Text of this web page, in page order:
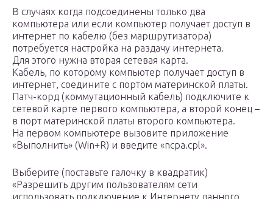
В случаях когда подсоединены только два
компьютера или если компьютер получает доступ в
интернет по кабелю (без маршрутизатора)
потребуется настройка на раздачу интернета.
Для этого нужна вторая сетевая карта.
Кабель, по которому компьютер получает доступ в
интернет, соедините с портом материнской платы.
Патч-корд (коммутационный кабель) подключите к
сетевой карте первого компьютера, а второй конец –
в порт материнской платы второго компьютера.
На первом компьютере вызовите приложение
«Выполнить» (Win+R) и введите «ncpa.cpl».
Выберите (поставьте галочку в квадратик)
«Разрешить другим пользователям сети
использовать подключение к Интернету данного